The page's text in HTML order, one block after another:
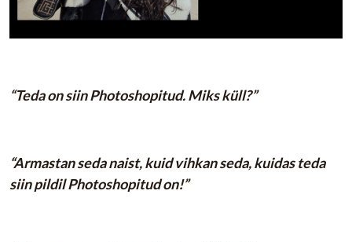
“Teda on siin Photoshopitud. Miks küll?”
“Armastan seda naist, kuid vihkan seda, kuidas teda
siin pildil Photoshopitud on!”